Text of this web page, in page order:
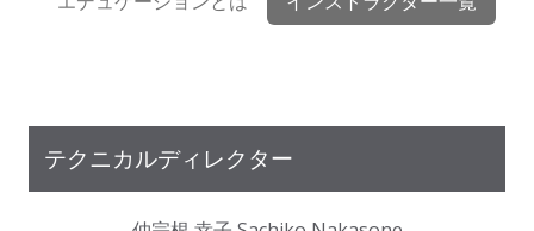
テクニカルディレクター